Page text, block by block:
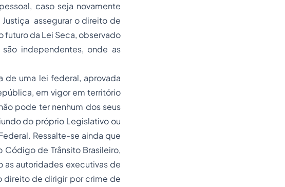
caso seja novamente
assegurar o direito de
da Lei Seca, observado
independentes, onde as
de uma lei federal, aprovada
em vigor em território
pode ter nenhum dos seus
do próprio Legislativo ou
Ressalte-se ainda que
de Trânsito Brasileiro,
as autoridades executivas de
direito de dirigir por crime de